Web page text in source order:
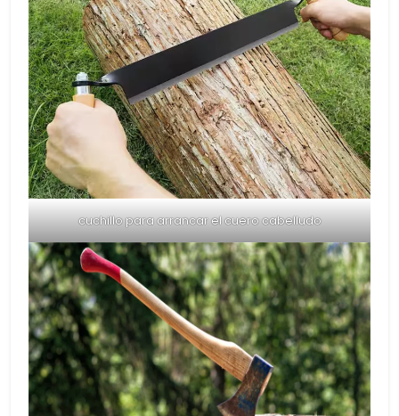
cuchillo para arrancar el cuero cabelludo